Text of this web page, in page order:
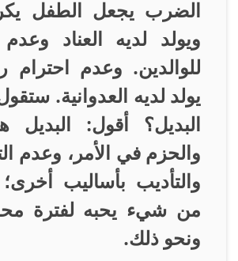
الضرب يجعل الطفل
ويولد لديه العناد وعدم
للوالدين. وعدم احترام
يولد لديه العدوانية.
البديل؟ أقول: البديل
والحزم في الأمر، وعدم
والتأديب بأساليب
من شيء يحبه لفترة
ونحو ذلك.